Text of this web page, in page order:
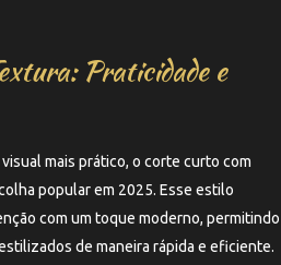
Praticidade e
mais prático, o corte curto com
popular em 2025. Esse estilo
com um toque moderno, permitindo
de maneira rápida e eficiente.